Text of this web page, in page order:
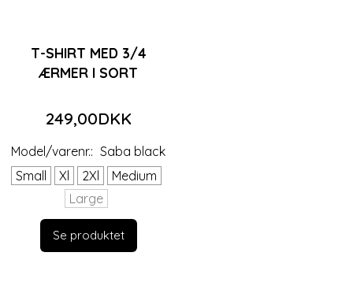
T-SHIRT MED 3/4
ÆRMER I SORT
249,00DKK
Model/varenr.: Saba black
Small
Xl 2Xl
Medium
Large
Se produktet